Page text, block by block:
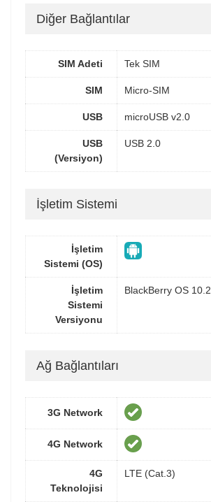
Diğer Bağlantılar
SIM Adeti Tek SIM
SIM Micro-SIM
USB microUSB v2.0
USB
(Versiyon)
USB 2.0
İşletim Sistemi
İşletim
Sistemi (OS)
İşletim
Sistemi
Versiyonu
BlackBerry OS 10.2
Ağ Bağlantıları
3G Network
4G Network
4G
Teknolojisi
LTE (Cat.3)